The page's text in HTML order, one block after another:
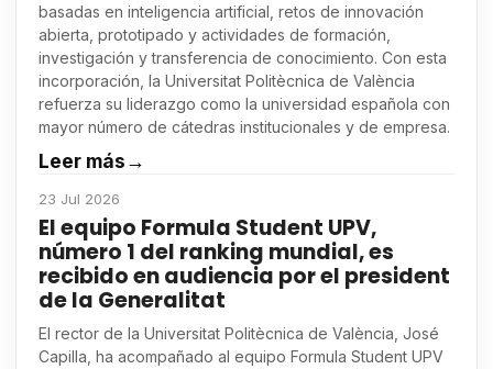
basadas en inteligencia artificial, retos de innovación
abierta, prototipado y actividades de formación,
investigación y transferencia de conocimiento. Con esta
incorporación, la Universitat Politècnica de València
refuerza su liderazgo como la universidad española con
mayor número de cátedras institucionales y de empresa.
Leer más→
23 Jul 2026
El equipo Formula Student UPV,
número 1 del ranking mundial, es
recibido en audiencia por el president
de la Generalitat
El rector de la Universitat Politècnica de València, José
Capilla, ha acompañado al equipo Formula Student UPV